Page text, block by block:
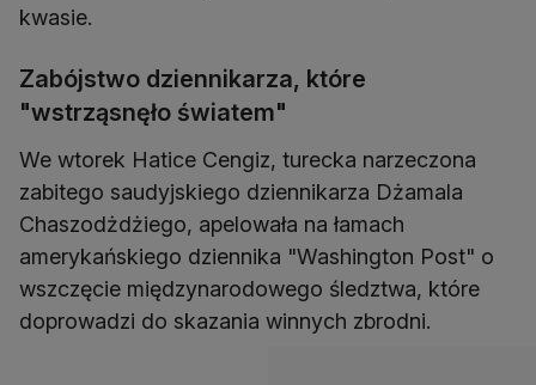
kwasie.
Zabójstwo dziennikarza, które
"wstrząsnęło światem"
We wtorek Hatice Cengiz, turecka narzeczona
zabitego saudyjskiego dziennikarza Dżamala
Chaszodżdżiego, apelowała na łamach
amerykańskiego dziennika "Washington Post" o
wszczęcie międzynarodowego śledztwa, które
doprowadzi do skazania winnych zbrodni.